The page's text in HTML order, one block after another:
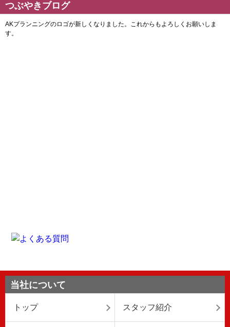
つぶやきブログ
当社について
トップ スタッフ紹介